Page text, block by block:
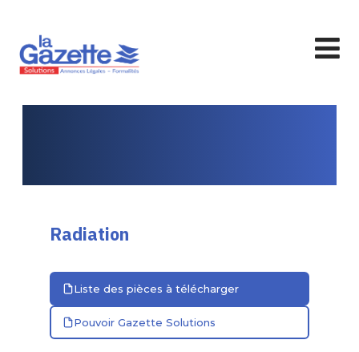
Radiation
Liste des pièces à télécharger
Pouvoir Gazette Solutions